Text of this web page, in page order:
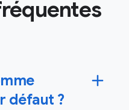
défaut ?